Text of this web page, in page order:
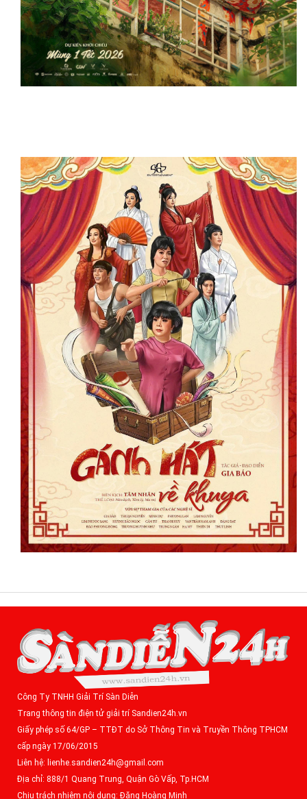
Công Ty TNHH Giải Trí Sàn Diễn
Trang thông tin điện tử giải trí Sandien24h.vn
Giấy phép số 64/GP – TTĐT do Sở Thông Tin và Truyền Thông TPHCM
cấp ngày 17/06/2015
Liên hệ: lienhe.sandien24h@gmail.com
Địa chỉ: 888/1 Quang Trung, Quận Gò Vấp, Tp.HCM
Chịu trách nhiệm nội dung: Đặng Hoàng Minh